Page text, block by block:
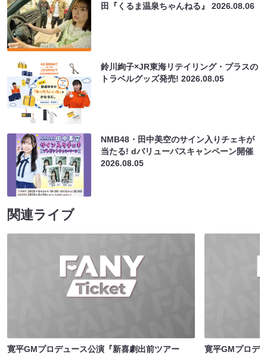
田『くるま温泉ちゃんねる』2026.08.06
鈴川絢子×JR東海リテイリング・プラスの
トラベルグッズ発売!2026.08.05
NMB48・田中美空のサイン入りチェキが
当たる! dバリューパスキャンペーン開催
2026.08.05
関連ライブ
寛平GMプロデュース公演『新喜劇出前ツアー
寛平GMプロデ